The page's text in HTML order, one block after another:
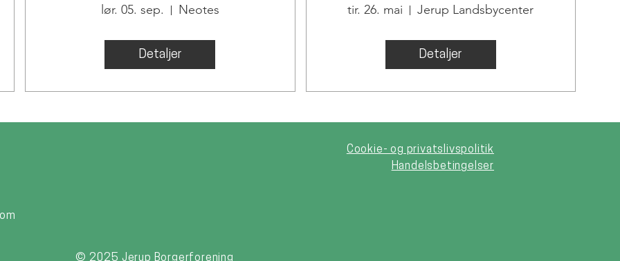
lør. 05. sep. Neotes
Detaljer
tir. 26. mai Jerup Landsbycenter
Detaljer
Cookie- og privatslivspolitik
Handelsbetingelser
© 2025 Jerup Borgerforening